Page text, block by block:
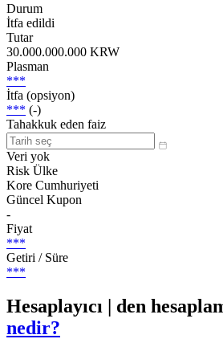
Durum
İtfa edildi
Tutar
30.000.000.000 KRW
Plasman
***
İtfa (opsiyon)
*** (-)
Tahakkuk eden faiz
Veri yok
Risk Ülke
Kore Cumhuriyeti
Güncel Kupon
-
Fiyat
***
Getiri / Süre
***
Hesaplayıcı | den
nedir?